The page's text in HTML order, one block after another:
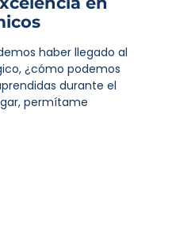
haber llegado al
¿cómo podemos
durante el
permítame